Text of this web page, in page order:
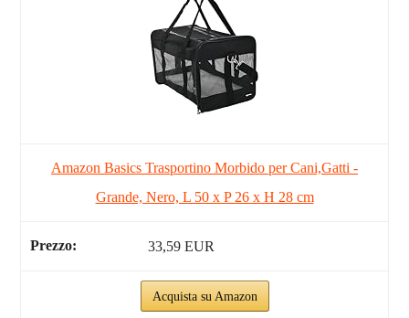
Amazon Basics Trasportino Morbido per Cani,Gatti -
Grande, Nero, L 50 x P 26 x H 28 cm
33,59 EUR
Acquista su Amazon